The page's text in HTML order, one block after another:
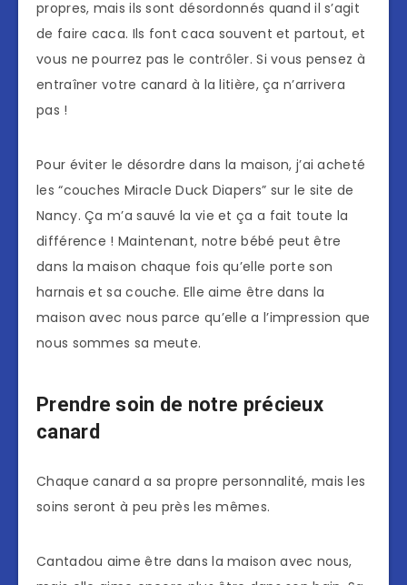
propres, mais ils sont désordonnés quand il s’agit
de faire caca. Ils font caca souvent et partout, et
vous ne pourrez pas le contrôler. Si vous pensez à
entraîner votre canard à la litière, ça n’arrivera
pas !
Pour éviter le désordre dans la maison, j’ai acheté
les “couches Miracle Duck Diapers” sur le site de
Nancy. Ça m’a sauvé la vie et ça a fait toute la
différence ! Maintenant, notre bébé peut être
dans la maison chaque fois qu’elle porte son
harnais et sa couche. Elle aime être dans la
maison avec nous parce qu’elle a l’impression que
nous sommes sa meute.
Prendre soin de notre précieux
canard
Chaque canard a sa propre personnalité, mais les
soins seront à peu près les mêmes.
Cantadou aime être dans la maison avec nous,